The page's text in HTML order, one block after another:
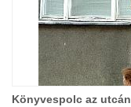
Könyvespolc az utcán